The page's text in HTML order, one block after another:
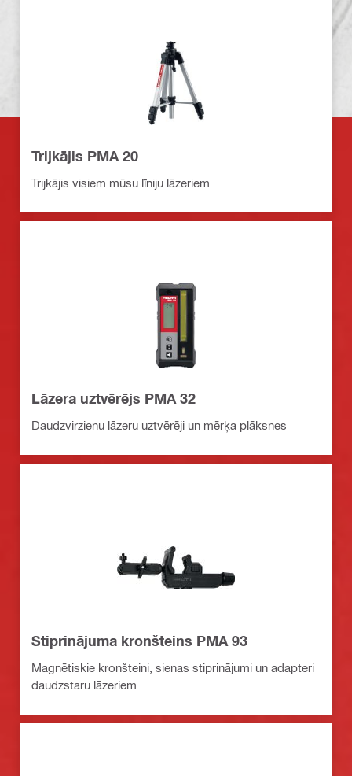
Trijkājis PMA 20
Trijkājis visiem mūsu līniju lāzeriem
Lāzera uztvērējs PMA 32
Daudzvirzienu lāzeru uztvērēji un mērķa plāksnes
Stiprinājuma kronšteins PMA 93
Magnētiskie kronšteini, sienas stiprinājumi un adapteri
daudzstaru lāzeriem